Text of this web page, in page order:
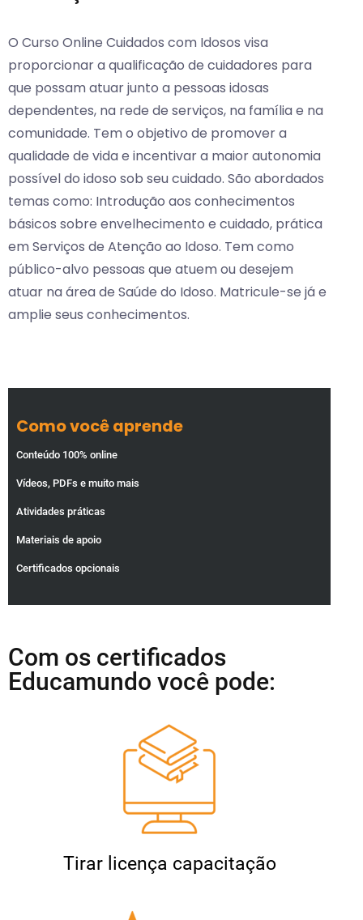
O Curso Online Cuidados com Idosos visa
proporcionar a qualificação de cuidadores para
que possam atuar junto a pessoas idosas
dependentes, na rede de serviços, na família e na
comunidade. Tem o objetivo de promover a
qualidade de vida e incentivar a maior autonomia
possível do idoso sob seu cuidado. São abordados
temas como: Introdução aos conhecimentos
básicos sobre envelhecimento e cuidado, prática
em Serviços de Atenção ao Idoso. Tem como
público-alvo pessoas que atuem ou desejem
atuar na área de Saúde do Idoso. Matricule-se já e
amplie seus conhecimentos.
Como você aprende
Conteúdo 100% online
Vídeos, PDFs e muito mais
Atividades práticas
Materiais de apoio
Certificados opcionais
Com os certificados
Educamundo você pode:
Tirar licença capacitação